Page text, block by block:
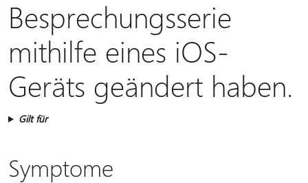
Besprechungsserie
mithilfe eines iOS-
Geräts geändert haben.
Gilt für
Symptome